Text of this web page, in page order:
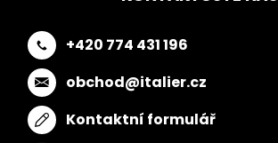
+420 774 431 196
obchod@italier.cz
Kontaktní formulář